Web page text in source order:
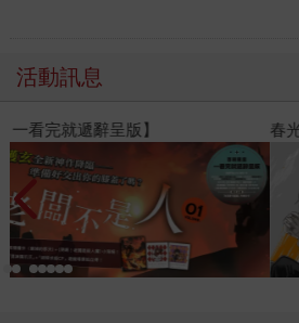
活動訊息
春光ｘ奇幻基地｜全書系展